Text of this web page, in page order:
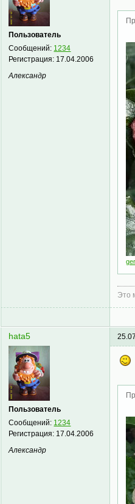
Пользователь
Сообщений: 1234
Регистрация: 17.04.2006
Александр
Это
hata5
Пользователь
Сообщений: 1234
Регистрация: 17.04.2006
Александр